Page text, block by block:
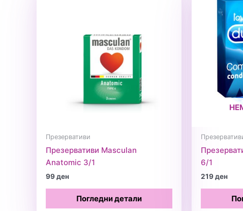
Презервативи
Презервативи Masculan
Anatomic 3/1
99ден
Погледни детали
6/1
219ден